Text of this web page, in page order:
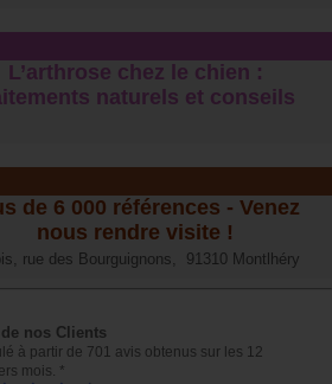
L’arthrose chez le chien :
naturels et conseils
de 6 000 références - Venez
nous rendre visite !
rue des Bourguignons, 91310 Montlhéry
nos Clients
à partir de 701 avis obtenus sur les 12
mois. *